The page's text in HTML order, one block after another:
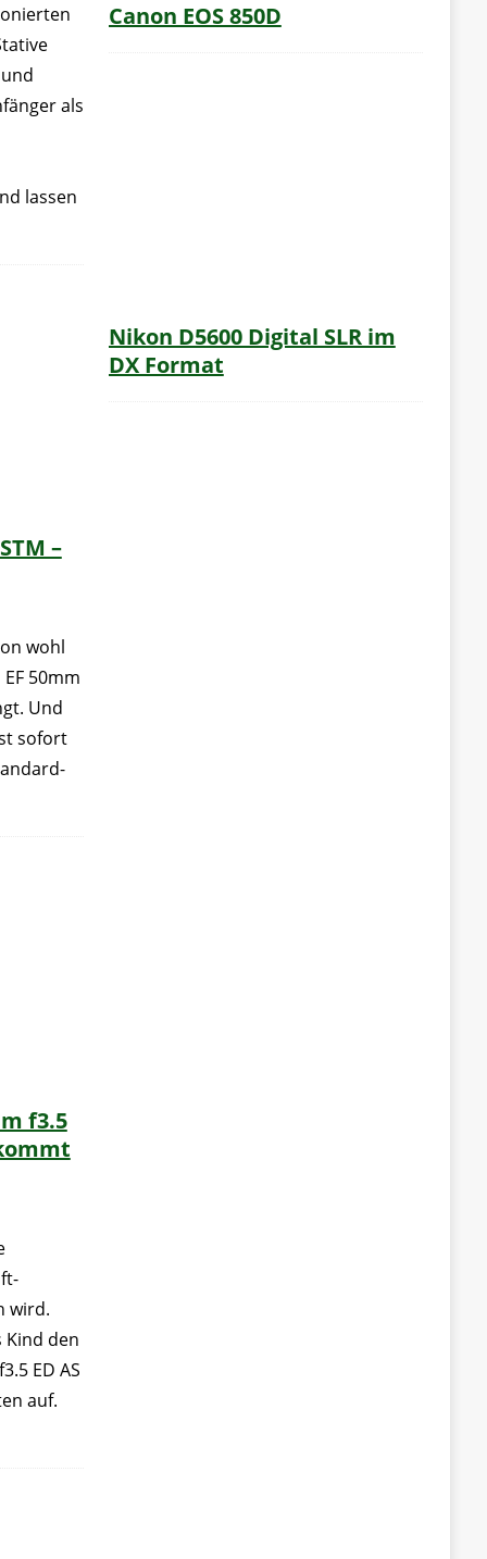
als
lassen
–
wohl
50mm
Und
sofort
f3.5
wird.
Kind den
ED AS
auf.
Canon EOS 850D
Nikon D5600 Digital SLR im
DX Format